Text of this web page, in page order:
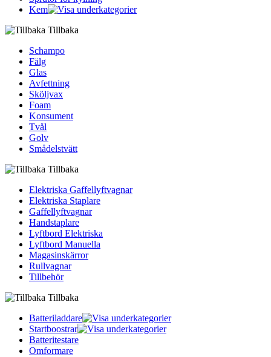
Kem
Tillbaka
Schampo
Fälg
Glas
Avfettning
Sköljvax
Foam
Konsument
Tvål
Golv
Smådelstvätt
Tillbaka
Elektriska Gaffellyftvagnar
Elektriska Staplare
Gaffellyftvagnar
Handstaplare
Lyftbord Elektriska
Lyftbord Manuella
Magasinskärror
Rullvagnar
Tillbehör
Tillbaka
Batteriladdare
Startboostrar
Batteritestare
Omformare